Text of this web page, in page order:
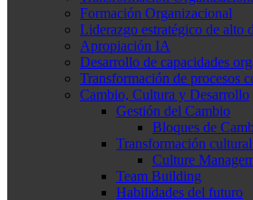
Formación Organizacional
Liderazgo estratégico de alto
Apropiación IA
Desarrollo de capacidades
Transformación de procesos
Cambio, Cultura y Desarrollo
Gestión del Cambio
Bloques de
Transformación
Culture
Team Building
Habilidades del futuro